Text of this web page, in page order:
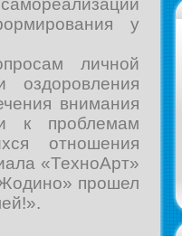
у
личной
оздоровления
внимания
к проблемам
отношения
«ТехноАрт»
прошел